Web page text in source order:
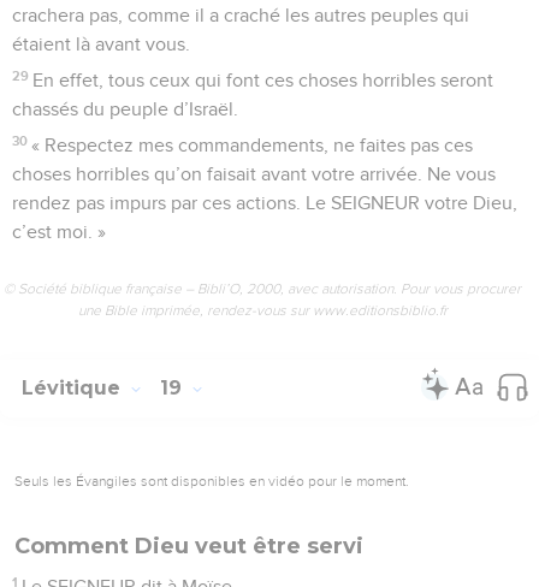
crachera pas, comme il a craché les autres peuples qui
étaient là avant vous.
29 En effet, tous ceux qui font ces choses horribles seront
chassés du peuple d’Israël.
30 « Respectez mes commandements, ne faites pas ces
choses horribles qu’on faisait avant votre arrivée. Ne vous
rendez pas impurs par ces actions. Le SEIGNEUR votre Dieu,
c’est moi. »
© Société biblique française – Bibli’O, 2000, avec autorisation. Pour vous procurer
une Bible imprimée, rendez-vous sur www.editionsbiblio.fr
Lévitique 19
Seuls les Évangiles sont disponibles en vidéo pour le moment.
Comment Dieu veut être servi
1